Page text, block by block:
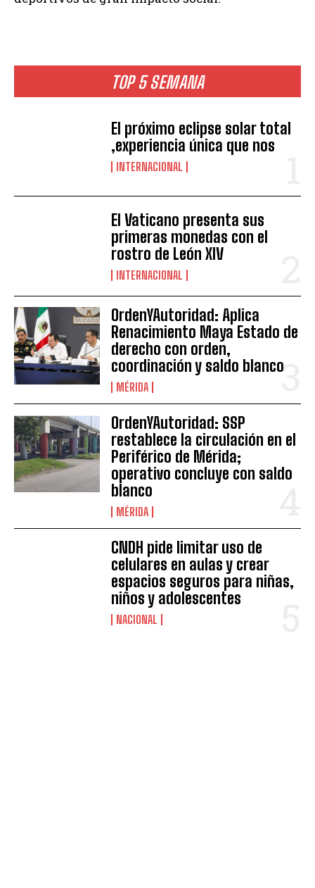
TOP 5 SEMANA
El próximo eclipse solar total
,experiencia única que nos
INTERNACIONAL
El Vaticano presenta sus
primeras monedas con el
rostro de León XIV
INTERNACIONAL
OrdenYAutoridad: Aplica
Renacimiento Maya Estado de
derecho con orden,
coordinación y saldo blanco
MÉRIDA
OrdenYAutoridad: SSP
restablece la circulación en el
Periférico de Mérida;
operativo concluye con saldo
blanco
MÉRIDA
CNDH pide limitar uso de
celulares en aulas y crear
espacios seguros para niñas,
niños y adolescentes
NACIONAL